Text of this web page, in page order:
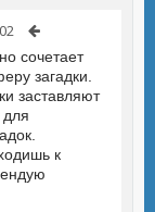
сочетает
загадки.
заставляют
к